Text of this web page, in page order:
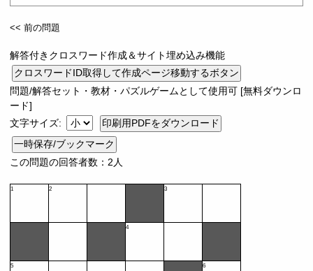
<< 前の問題
解答付きクロスワード作成＆サイト埋め込み機能
問題/解答セット・教材・パズルゲームとして使用可 [無料ダウンロ
ード]
文字サイズ:
一時保存/ブックマーク
この問題の回答者数：2人
1 2 3
4
5 6